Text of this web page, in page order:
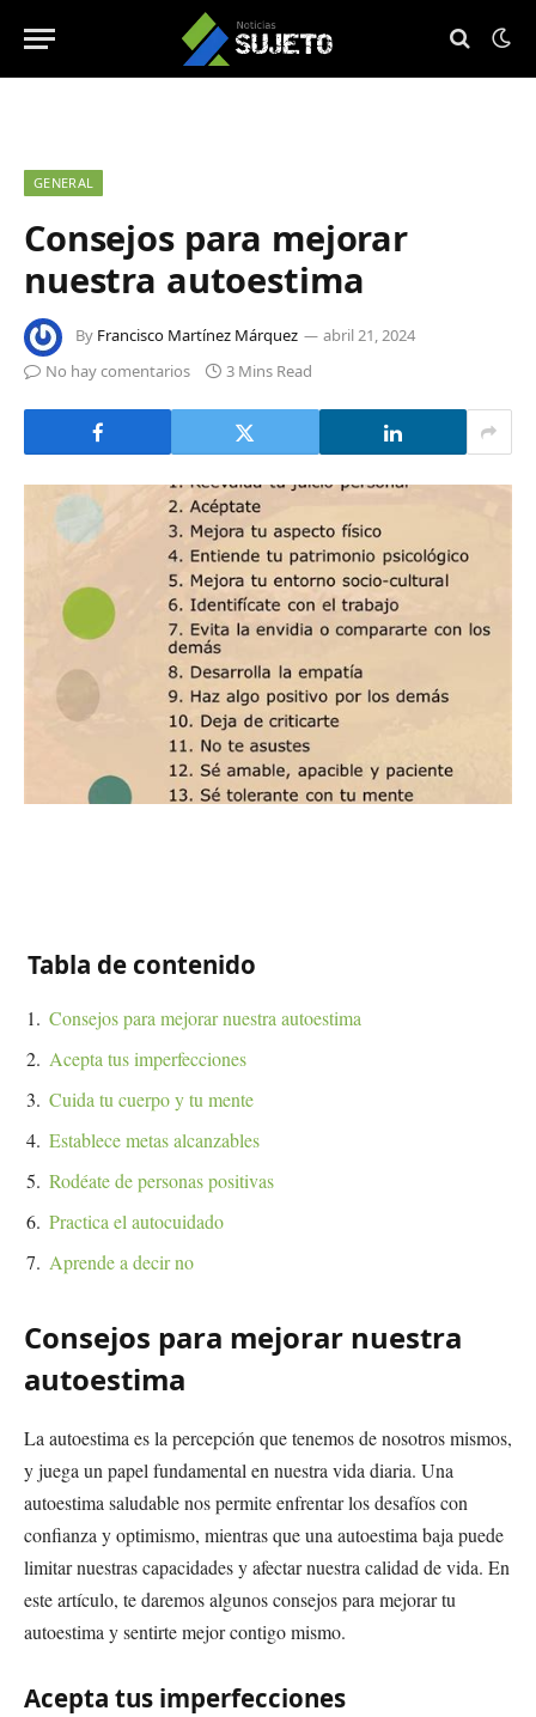
GENERAL
Consejos para mejorar
nuestra autoestima
By Francisco Martínez Márquez
abril 21, 2024
No hay comentarios
3 Mins Read
Tabla de contenido
Consejos para mejorar nuestra autoestima
Acepta tus imperfecciones
Cuida tu cuerpo y tu mente
Establece metas alcanzables
Rodéate de personas positivas
Practica el autocuidado
Aprende a decir no
Consejos para mejorar nuestra
autoestima
La autoestima es la percepción que tenemos de nosotros mismos,
y juega un papel fundamental en nuestra vida diaria. Una
autoestima saludable nos permite enfrentar los desafíos con
confianza y optimismo, mientras que una autoestima baja puede
limitar nuestras capacidades y afectar nuestra calidad de vida. En
este artículo, te daremos algunos consejos para mejorar tu
autoestima y sentirte mejor contigo mismo.
Acepta tus imperfecciones